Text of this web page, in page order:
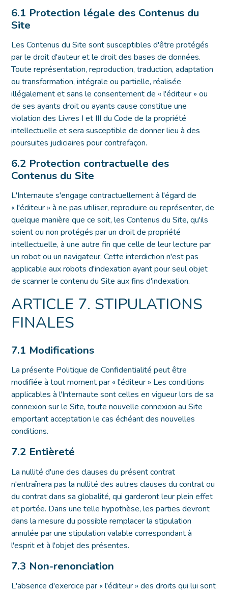
6.1 Protection légale des Contenus du
Site
Les Contenus du Site sont susceptibles d'être protégés
par le droit d'auteur et le droit des bases de données.
Toute représentation, reproduction, traduction, adaptation
ou transformation, intégrale ou partielle, réalisée
illégalement et sans le consentement de « l'éditeur » ou
de ses ayants droit ou ayants cause constitue une
violation des Livres I et III du Code de la propriété
intellectuelle et sera susceptible de donner lieu à des
poursuites judiciaires pour contrefaçon.
6.2 Protection contractuelle des
Contenus du Site
L'Internaute s'engage contractuellement à l'égard de
« l'éditeur » à ne pas utiliser, reproduire ou représenter, de
quelque manière que ce soit, les Contenus du Site, qu'ils
soient ou non protégés par un droit de propriété
intellectuelle, à une autre fin que celle de leur lecture par
un robot ou un navigateur. Cette interdiction n'est pas
applicable aux robots d'indexation ayant pour seul objet
de scanner le contenu du Site aux fins d'indexation.
ARTICLE 7. STIPULATIONS
FINALES
7.1 Modifications
La présente Politique de Confidentialité peut être
modifiée à tout moment par « l'éditeur » Les conditions
applicables à l'Internaute sont celles en vigueur lors de sa
connexion sur le Site, toute nouvelle connexion au Site
emportant acceptation le cas échéant des nouvelles
conditions.
7.2 Entièreté
La nullité d'une des clauses du présent contrat
n'entraînera pas la nullité des autres clauses du contrat ou
du contrat dans sa globalité, qui garderont leur plein effet
et portée. Dans une telle hypothèse, les parties devront
dans la mesure du possible remplacer la stipulation
annulée par une stipulation valable correspondant à
l'esprit et à l'objet des présentes.
7.3 Non-renonciation
L'absence d'exercice par « l'éditeur » des droits qui lui sont